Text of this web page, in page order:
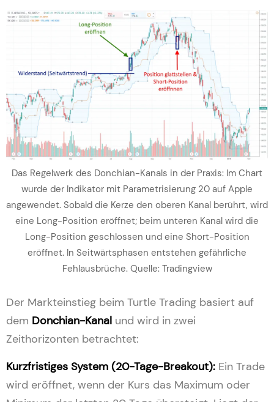
Das Regelwerk des Donchian-Kanals in der Praxis: Im Chart
wurde der Indikator mit Parametrisierung 20 auf Apple
angewendet. Sobald die Kerze den oberen Kanal berührt, wird
eine Long-Position eröffnet; beim unteren Kanal wird die
Long-Position geschlossen und eine Short-Position
eröffnet. In Seitwärtsphasen entstehen gefährliche
Fehlausbrüche. Quelle: Tradingview
Der Markteinstieg beim Turtle Trading basiert auf
dem Donchian-Kanal und wird in zwei
Zeithorizonten betrachtet:
Kurzfristiges System (20-Tage-Breakout): Ein Trade
wird eröffnet, wenn der Kurs das Maximum oder